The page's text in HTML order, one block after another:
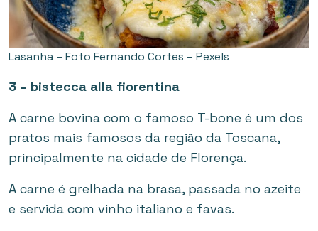
Lasanha – Foto Fernando Cortes – Pexels
3 – bistecca alla fiorentina
A carne bovina com o famoso T-bone é um dos
pratos mais famosos da região da Toscana,
principalmente na cidade de Florença.
A carne é grelhada na brasa, passada no azeite
e servida com vinho italiano e favas.